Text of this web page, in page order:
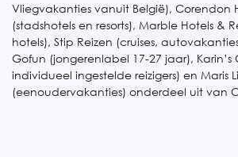
Vliegvakanties vanuit België), Corendon
(stadshotels en resorts), Marble Hotels &
hotels), Stip Reizen (cruises,
Gofun (jongerenlabel 17-27 jaar), Karin’s
individueel ingestelde reizigers) en Maris
(eenoudervakanties) onderdeel uit van